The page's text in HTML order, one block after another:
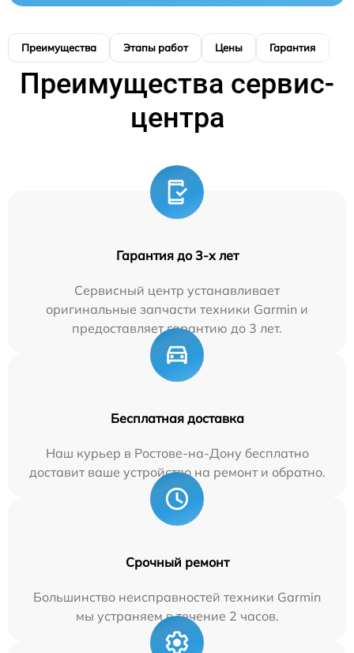
Преимущества Этапы работ Цены Гарантия
Преимущества сервис-
центра
Гарантия до 3-х лет
Сервисный центр устанавливает
оригинальные запчасти техники Garmin и
предоставляет гарантию до 3 лет.
Бесплатная доставка
Наш курьер в Ростове-на-Дону бесплатно
доставит ваше устройство на ремонт и обратно.
Срочный ремонт
Большинство неисправностей техники Garmin
мы устраняем в течение 2 часов.